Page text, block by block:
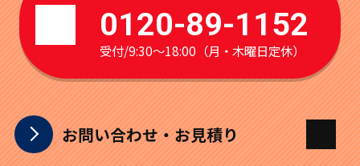
0120-89-1152
受付/9:30～18:00（月・木曜日定休）
お問い合わせ・お見積り